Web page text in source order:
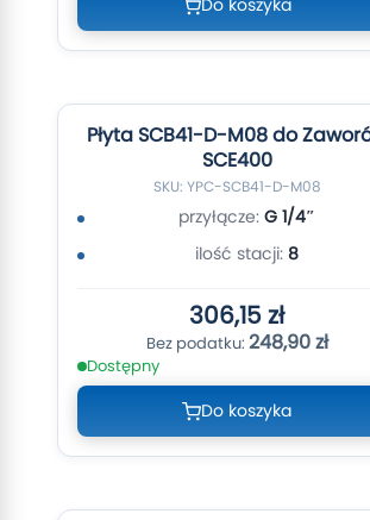
Do koszyka
Płyta SCB41-D-M08 do
SCE400
SKU: YPC-SCB41-D-M08
przyłącze: G 1/4″
ilość stacji: 8
306,15 zł
248,90 zł
Dostępny
Do koszyka